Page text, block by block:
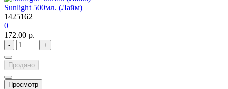
Sunlight 500мл. (Лайм)
1425162
0
172.00 р.
- +
Продано
Просмотр